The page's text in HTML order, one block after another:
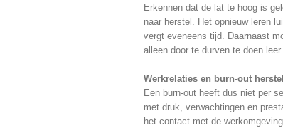
Erkennen dat de lat te hoog is
naar herstel. Het opnieuw leren
vergt eveneens tijd. Daarnaast
alleen door te durven te doen
Werkrelaties en burn-out herstel
Een burn-out heeft dus niet per
met druk, verwachtingen en
het contact met de